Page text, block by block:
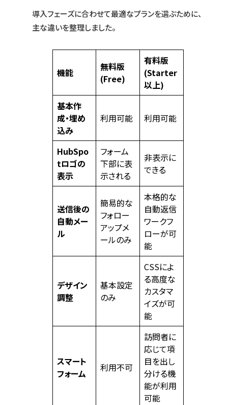
導入フェーズに合わせて最適なプランを選ぶために、
主な違いを整理しました。
機能
無料版
(Free)
有料版
(Starter
以上)
基本作
成・埋め
込み
利用可能 利用可能
HubSpo
tロゴの
表示
フォーム
下部に表
示される
非表示に
できる
送信後の
自動メー
ル
簡易的な
フォロー
アップメ
ールのみ
本格的な
自動返信
ワークフ
ローが可
能
デザイン
調整
基本設定
のみ
CSSによ
る高度な
カスタマ
イズが可
能
スマート
フォーム
利用不可
訪問者に
応じて項
目を出し
分ける機
能が利用
可能